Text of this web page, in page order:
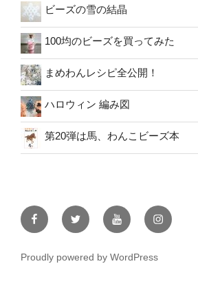
ビーズの雪の結晶
100均のビーズを買ってみた
まめわんレシピ全公開！
ハロウィン 編み図
第20弾は馬、わんこビーズ本
facebooktwitter youtube instagram
Proudly powered by WordPress